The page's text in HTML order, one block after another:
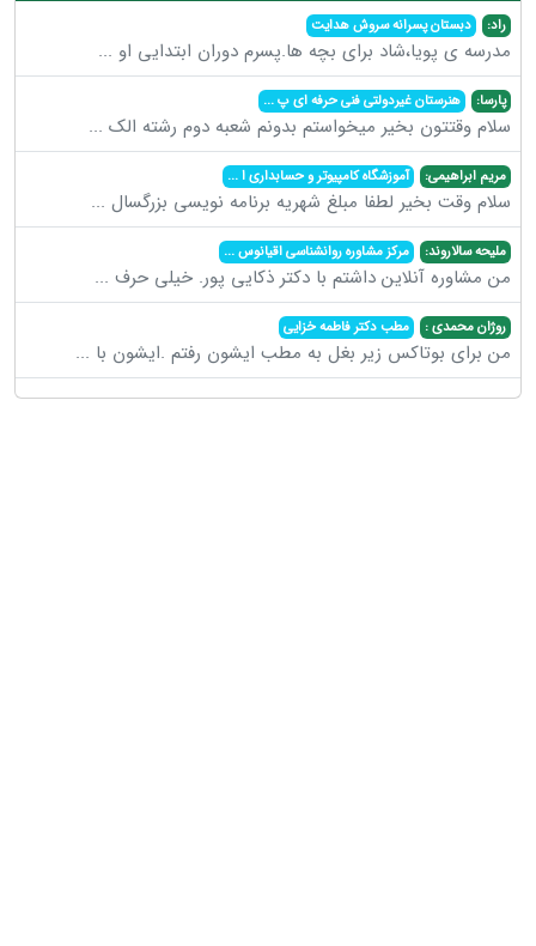
راد: دبستان پسرانه سروش هدایت
مدرسه ی پویا،شاد برای بچه ها.پسرم دوران ابتدایی او ...
پارسا: هنرستان غیردولتی فنی حرفه ای پ...
سلام وقتتون بخیر میخواستم بدونم شعبه دوم رشته الک ...
مریم ابراهیمی: آموزشگاه کامپیوتر و حسابداری ا...
سلام وقت بخیر لطفا مبلغ شهریه برنامه نویسی بزرگسال ...
ملیحه سالاروند: مرکز مشاوره روانشناسی اقیانوس...
من مشاوره آنلاین داشتم با دکتر ذکایی پور. خیلی حرف ...
روژان محمدی : مطب دکتر فاطمه خزایی
من برای بوتاکس زیر بغل به مطب ایشون رفتم .ایشون با ...